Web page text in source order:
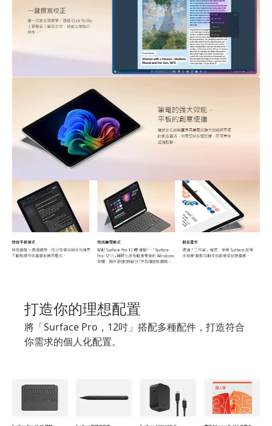
打造你的理想配置
將「Surface Pro，12吋」搭配多種配件，打造符合
你需求的個人化配置。